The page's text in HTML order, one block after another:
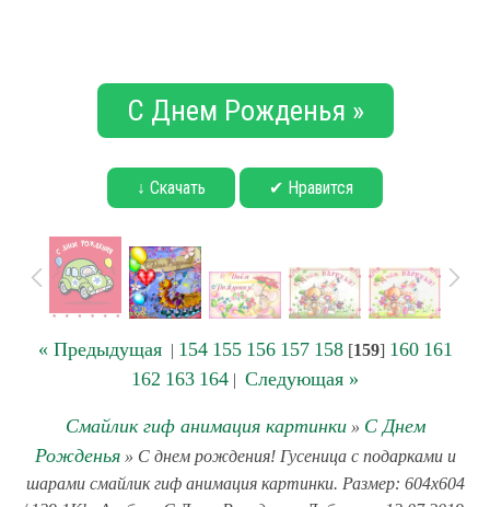
С Днем Рожденья »
↓ Скачать ✔ Нравится
« Предыдущая| 154 155 156 157 158[159] 160 161
162 163 164 | Следующая »
Смайлик гиф анимация картинки» С Днем
Рожденья» С днем рождения! Гусеница с подарками и
шарами смайлик гиф анимация картинки. Размер: 604x604